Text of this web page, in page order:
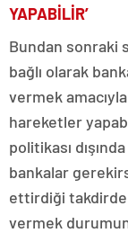
YAPABİLİR’
Bundan sonraki
bağlı olarak
vermek
hareketler
politikası
bankalar
ettirdiği
vermek